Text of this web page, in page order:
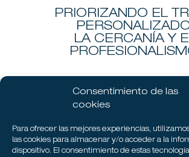
Consentimiento de las
cookies
Para ofrecer las mejores experiencias,
las cookies para almacenar y/o acceder a la
dispositivo. El consentimiento de estas
PRIORIZANDO EL
LA CERCANÍA Y